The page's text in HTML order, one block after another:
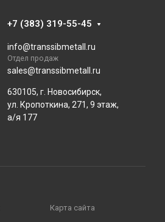
+7 (383) 319-55-45
info@transsibmetall.ru
Отдел продаж
sales@transsibmetall.ru
630105, г. Новосибирск,
ул. Кропоткина, 271, 9 этаж,
а/я 177
Карта сайта